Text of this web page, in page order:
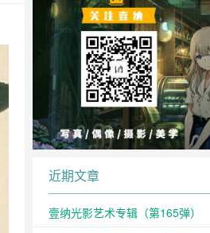
近期文章
壹纳光影艺术专辑（第165弹）